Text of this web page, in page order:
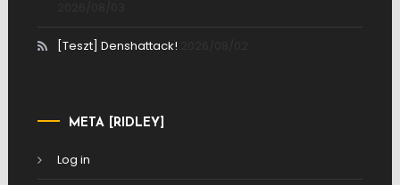
[Teszt] Denshattack!
META [RIDLEY]
Log in